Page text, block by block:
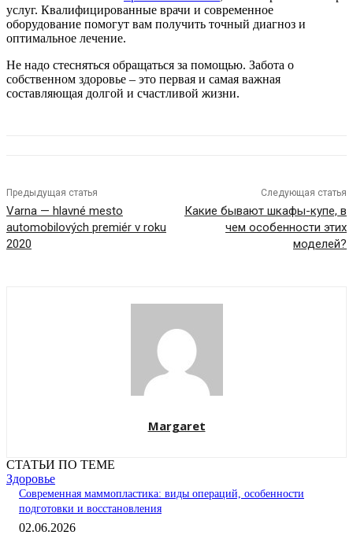
услуг. Квалифицированные врачи и современное
оборудование помогут вам получить точный диагноз и
оптимальное лечение.
Не надо стесняться обращаться за помощью. Забота о
собственном здоровье – это первая и самая важная
составляющая долгой и счастливой жизни.
Предыдущая статья
Varna — hlavné mesto
automobilových premiér v roku
2020
Следующая статья
Какие бывают шкафы-купе, в
чем особенности этих
моделей?
Margaret
СТАТЬИ ПО ТЕМЕ
Здоровье
Современная маммопластика: виды операций, особенности
подготовки и восстановления
02.06.2026